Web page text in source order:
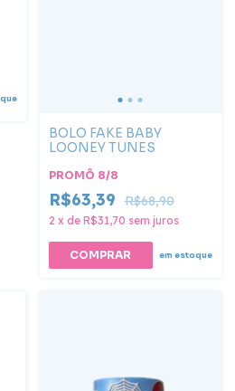
BOLO FAKE BABY
LOONEY TUNES
PROMÔ 8/8
R$63,39 R$68,90
2 x de R$31,70 sem juros
em estoque